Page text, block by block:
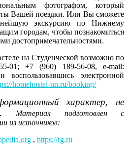
фотографом, который
Вашей поездки. Или Вы сможете
экскурсию по Нижнему
городам, чтобы познакомиться
достопримечательностями.
на Студенческой возможно по
01; +7 (960) 189-56-08, e-mail:
воспользовавшись электронной
homehostel-nn.ru/booking/
характер, не
Материал подготовлен с
из источников:
, https://rg.ru